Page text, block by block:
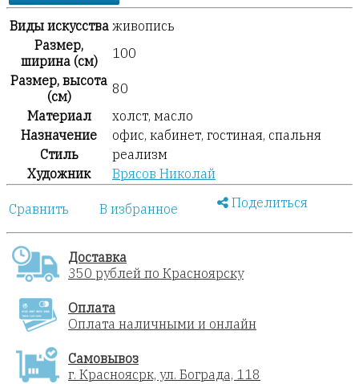
Виды искусства живопись
Размер,
ширина (см)
100
Размер, высота
(см)
80
Материал
холст, масло
Назначение
офис, кабинет, гостиная, спальня
Стиль
реализм
Художник
Врясов Николай
Сравнить В избранное Поделиться
Доставка
350 рублей по Красноярску
Оплата
Оплата наличными и онлайн
Самовывоз
г. Красноясрк, ул. Бограда, 118